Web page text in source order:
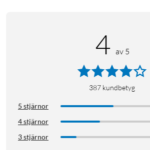
Finns i tre olika färger. Välj mellan
4 av 5
387 kundbetyg
5 stjärnor
4 stjärnor
3 stjärnor